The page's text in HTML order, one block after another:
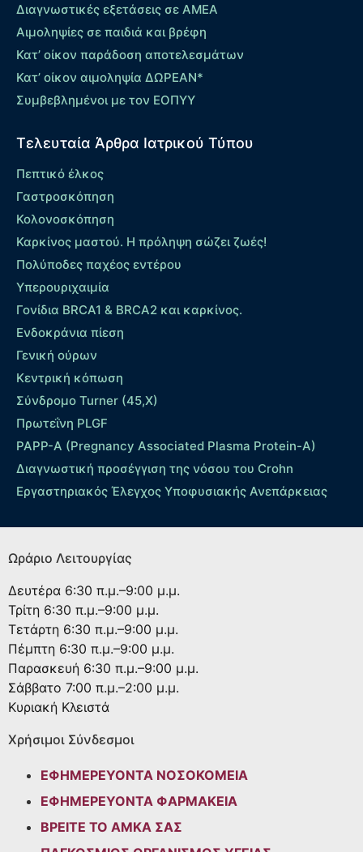
Διαγνωστικές εξετάσεις σε ΑΜΕΑ
Αιμοληψίες σε παιδιά και βρέφη
Κατ’ οίκον παράδοση αποτελεσμάτων
Κατ’ οίκον αιμοληψία ΔΩΡΕΑΝ*
Συμβεβλημένοι με τον ΕΟΠΥΥ
Τελευταία Άρθρα Ιατρικού Τύπου
Πεπτικό έλκος
Γαστροσκόπηση
Κολονοσκόπηση
Καρκίνος μαστού. Η πρόληψη σώζει ζωές!
Πολύποδες παχέος εντέρου
Yπερουριχαιμία
Γονίδια BRCA1 & BRCA2 και καρκίνος.
Ενδοκράνια πίεση
Γενική ούρων
Κεντρική κόπωση
Σύνδρομο Turner (45,X)
Πρωτεΐνη PLGF
PAPP-A (Pregnancy Associated Plasma Protein-A)
Διαγνωστική προσέγγιση της νόσου του Crohn
Εργαστηριακός Έλεγχος Υποφυσιακής Ανεπάρκειας
Ωράριο Λειτουργίας
Δευτέρα 6:30 π.μ.–9:00 μ.μ.
Τρίτη 6:30 π.μ.–9:00 μ.μ.
Τετάρτη 6:30 π.μ.–9:00 μ.μ.
Πέμπτη 6:30 π.μ.–9:00 μ.μ.
Παρασκευή 6:30 π.μ.–9:00 μ.μ.
Σάββατο 7:00 π.μ.–2:00 μ.μ.
Κυριακή Κλειστά
Χρήσιμοι Σύνδεσμοι
ΕΦΗΜΕΡΕΥΟΝΤΑ ΝΟΣΟΚΟΜΕΙΑ
ΕΦΗΜΕΡΕΥΟΝΤΑ ΦΑΡΜΑΚΕΙΑ
ΒΡΕΙΤΕ ΤΟ ΑΜΚΑ ΣΑΣ